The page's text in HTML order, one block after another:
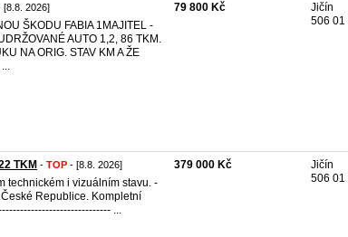
[8.8. 2026]
ŠKODU FABIA 1MAJITEL -
AUTO 1,2, 86 TKM.
NA ORIG. STAV KM A ŽE
79 800 Kč
Jičín
506 01
TKM - TOP - [8.8. 2026]
technickém i vizuálním stavu. -
Republice. Kompletní
...
379 000 Kč
Jičín
506 01